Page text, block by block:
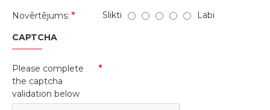
Novērtējums:
Slikti Labi
CAPTCHA
Please complete
the captcha
validation below